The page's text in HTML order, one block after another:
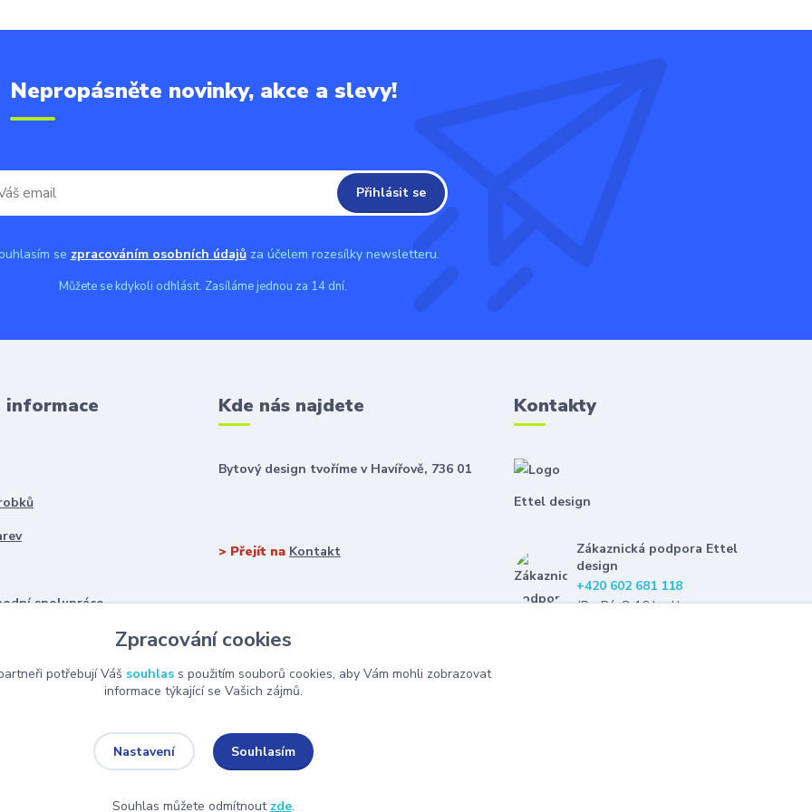
Nepropásněte novinky, akce a slevy!
Přihlásit se
se zpracováním osobních údajůza účelem rozesílky newsletteru.
Můžete se kdykoli odhlásit. Zasíláme jednou za 14 dní.
informace
spolupráce
Kde nás najdete
Bytový design tvoříme v Havířově, 736 01
> Přejít na Kontakt
Kontakty
Ettel design
Zákaznická podpora Ettel
design
+420 602 681 118
(Po-Pá, 8-16 hod.)
Zpracování cookies
potřebují Váš souhlass použitím souborů cookies, aby Vám mohli zobrazovat
informace týkající se Vašich zájmů.
Nastavení Souhlasím
Souhlas můžete odmítnout zde.